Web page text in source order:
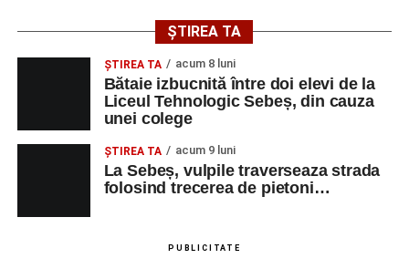
ȘTIREA TA
ŞTIREA TA acum 8 luni
Bătaie izbucnită între doi elevi de la
Liceul Tehnologic Sebeș, din cauza
unei colege
ŞTIREA TA acum 9 luni
La Sebeș, vulpile traverseaza strada
folosind trecerea de pietoni…
PUBLICITATE